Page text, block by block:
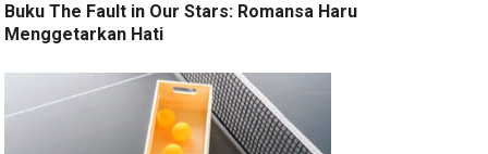
Buku The Fault in Our Stars: Romansa Haru
Menggetarkan Hati